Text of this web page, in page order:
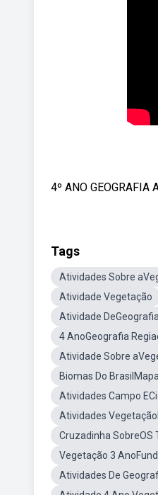
4º ANO
Tags
Atividades Sobre
Atividade Vegetação
Atividade
4 AnoGeografia
Atividade Sobre
Biomas Do
Atividades Campo
Atividades
Cruzadinha SobreOS
Vegetação 3
Atividades De